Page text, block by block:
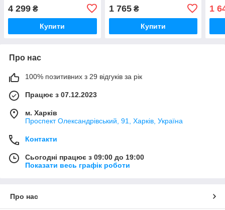
4 299 ₴
Купити
1 765₴
Купити
1
Про нас
100% позитивних з 29 відгуків за рік
Працює з 07.12.2023
м. Харків
Проспект Олександрівський, 91, Харків, Україна
Контакти
Сьогодні працює з 09:00 до 19:00
Показати весь графік роботи
Про нас